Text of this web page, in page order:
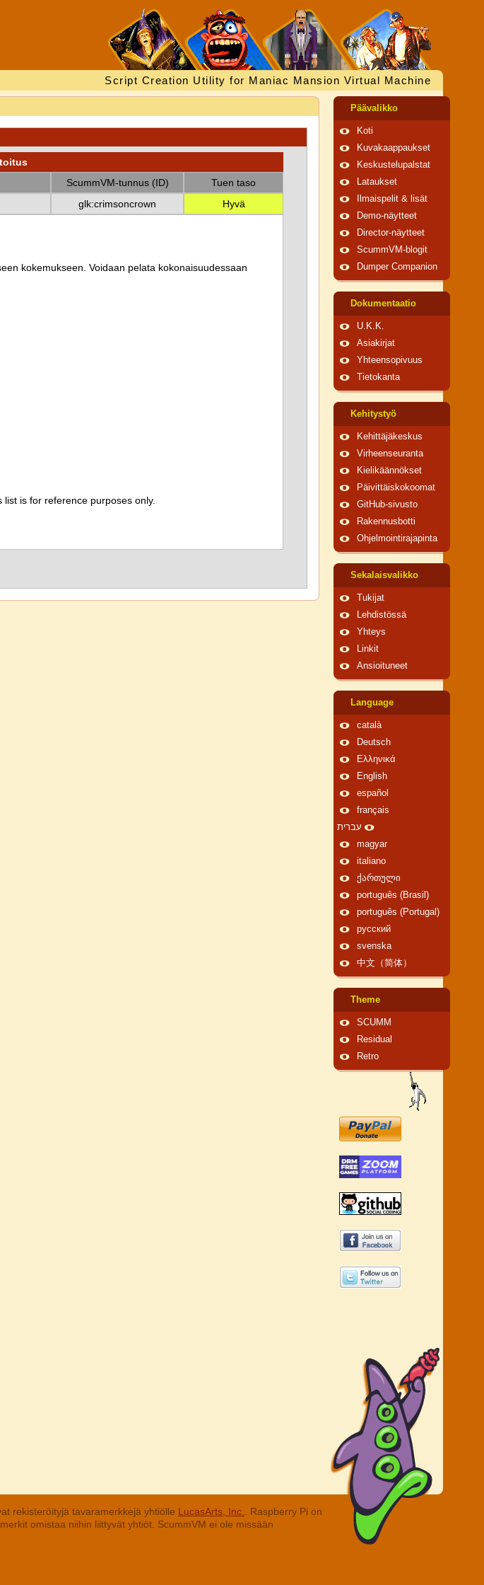
Script Creation Utility for Maniac Mansion Virtual Machine
ScummVM-tunnus (ID)
Tuen taso
glk:crimsoncrown Hyvä
kokemukseen. Voidaan pelata kokonaisuudessaan
is for reference purposes only.
Päävalikko
Koti
Kuvakaappaukset
Keskustelupalstat
Lataukset
Ilmaispelit & lisät
Demo-näytteet
Director-näytteet
ScummVM-blogit
Dumper Companion
Dokumentaatio
U.K.K.
Asiakirjat
Yhteensopivuus
Tietokanta
Kehitystyö
Kehittäjäkeskus
Virheenseuranta
Kielikäännökset
Päivittäiskokoomat
GitHub-sivusto
Rakennusbotti
Ohjelmointirajapinta
Sekalaisvalikko
Tukijat
Lehdistössä
Yhteys
Linkit
Ansioituneet
Language
català
Deutsch
Ελληνικά
English
español
français
עברית
magyar
italiano
ქართული
português (Brasil)
português (Portugal)
русский
svenska
中文（简体）
Theme
SCUMM
Residual
Retro
rekisteröityjä tavaramerkkejä yhtiölle LucasArts, Inc.
. Raspberry Pi on
omistaa niihin liittyvät yhtiöt. ScummVM ei ole missään